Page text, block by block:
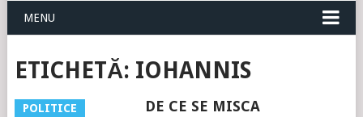
MENU
ETICHETĂ: IOHANNIS
POLITICE
DE CE SE MISCA